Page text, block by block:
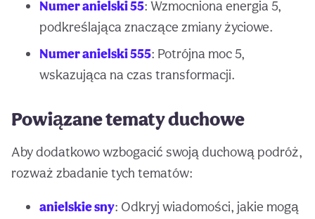
Numer anielski 55: Wzmocniona energia 5,
podkreślająca znaczące zmiany życiowe.
Numer anielski 555: Potrójna moc 5,
wskazująca na czas transformacji.
Powiązane tematy duchowe
Aby dodatkowo wzbogacić swoją duchową podróż,
rozważ zbadanie tych tematów:
anielskie sny: Odkryj wiadomości, jakie mogą